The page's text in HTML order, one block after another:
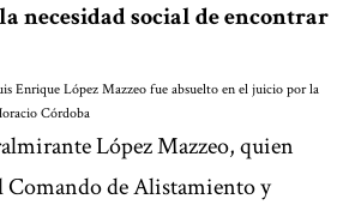
necesidad social de encontrar
Enrique López Mazzeo fue absuelto en el juicio por la
Córdoba
López Mazzeo, quien
Comando de Alistamiento y